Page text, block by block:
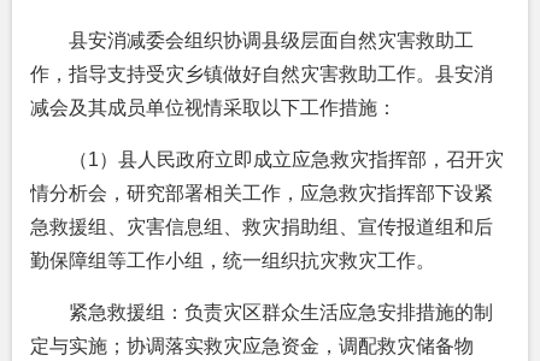
县安消减委会组织协调县级层面自然灾害救助工
作，指导支持受灾乡镇做好自然灾害救助工作。县安消
减会及其成员单位视情采取以下工作措施：
（1）县人民政府立即成立应急救灾指挥部，召开灾
情分析会，研究部署相关工作，应急救灾指挥部下设紧
急救援组、灾害信息组、救灾捐助组、宣传报道组和后
勤保障组等工作小组，统一组织抗灾救灾工作。
紧急救援组：负责灾区群众生活应急安排措施的制
定与实施；协调落实救灾应急资金，调配救灾储备物